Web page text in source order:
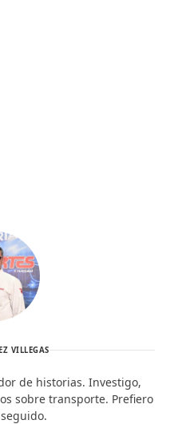
VILLEGAS
de historias. Investigo,
sobre transporte. Prefiero